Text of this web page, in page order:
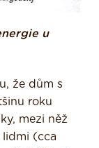
u
že dům s
roku
mezi něž
lidmi (cca